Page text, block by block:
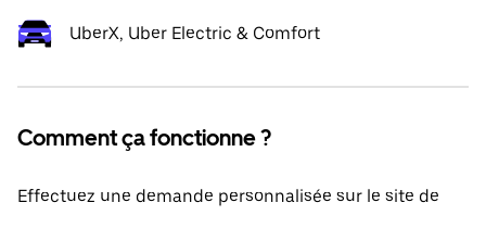
UberX, Uber Electric & Comfort
Comment ça fonctionne ?
Effectuez une demande personnalisée sur le site de